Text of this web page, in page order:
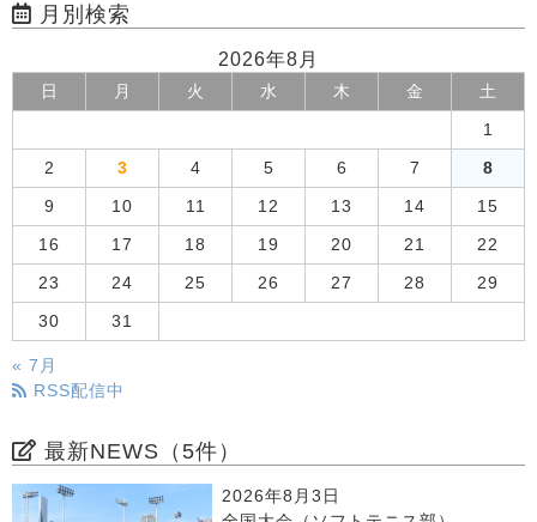
月別検索
2026年8月
日 月 火 水 木 金 土
1
2 3 4 5 6 7 8
9 10 11 12 13 14 15
16 17 18 19 20 21 22
23 24 25 26 27 28 29
30 31
« 7月
RSS配信中
最新NEWS（5件）
2026年8月3日